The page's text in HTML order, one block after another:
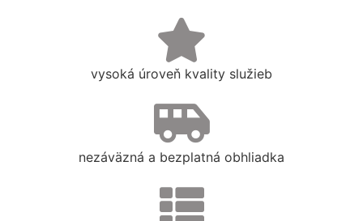
vysoká úroveň kvality služieb
nezáväzná a bezplatná obhliadka